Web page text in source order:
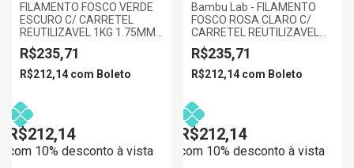
FILAMENTO FOSCO VERDE
ESCURO C/ CARRETEL
REUTILIZAVEL 1KG 1.75MM
BAMBULAB
R$235,71
R$212,14 com Boleto
R$212,14
com 10% desconto à vista
Bambu Lab - FILAMENTO
FOSCO ROSA CLARO C/
CARRETEL REUTILIZAVEL
1KG 1.75MM BAMBU LAB
R$235,71
R$212,14 com Boleto
R$212,14
com 10% desconto à vista